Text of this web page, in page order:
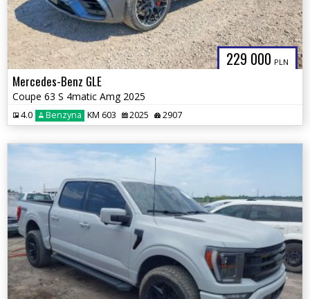
229 000 PLN
Mercedes-Benz GLE
Coupe 63 S 4matic Amg 2025
4.0 Benzyna KM 603 2025 2907